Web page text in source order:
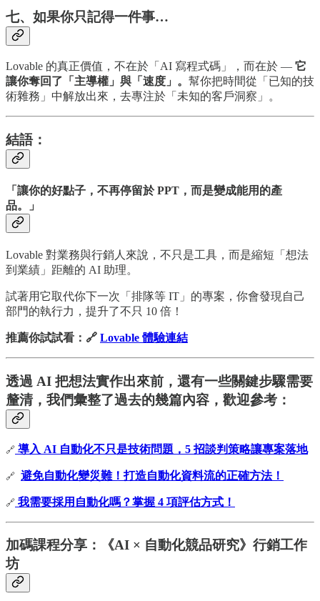
七、如果你只記得一件事…
Lovable 的真正價值，不在於「AI 寫程式碼」，而在於 — 它
讓你奪回了「主導權」與「速度」。 幫你把時間從「已知的技
術雜務」中解放出來，去專注於「未知的客戶洞察」。
結語：
「讓你的好點子，不再停留於 PPT，而是變成能用的產
品。」
Lovable 對業務與行銷人來說，不只是工具，而是縮短「想法
到業績」距離的 AI 助理。
試著用它取代你下一次「排隊等 IT」的專案，你會發現自己
部門的執行力，提升了不只 10 倍！
推薦你試試看：🔗 Lovable 體驗連結
透過 AI 把想法實作出來前，還有一些關鍵步驟需要
釐清，我們彙整了過去的幾篇內容，歡迎參考：
🔗 導入 AI 自動化不只是技術問題，5 招談判策略讓專案落地
🔗 避免自動化變災難！打造自動化資料流的正確方法！
🔗 我需要採用自動化嗎？掌握 4 項評估方式！
加碼課程分享：《AI × 自動化競品研究》行銷工作
坊